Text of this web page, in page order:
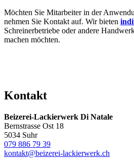
Möchten Sie Mitarbeiter in der
nehmen Sie Kontakt auf. Wir bieten
Schreinerbetriebe oder andere
machen möchten.
Kontakt
Beizerei-Lackierwerk Di Natale
Bernstrasse Ost 18
5034 Suhr
079 886 79 39
kontakt@beizerei-lackierwerk.ch